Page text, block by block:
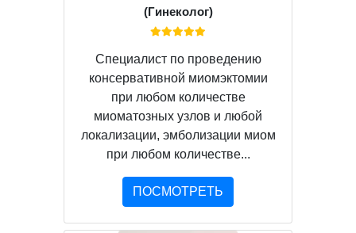
(Гинеколог)
Специалист по проведению
консервативной миомэктомии
при любом количестве
миоматозных узлов и любой
локализации, эмболизации миом
при любом количестве...
ПОСМОТРЕТЬ